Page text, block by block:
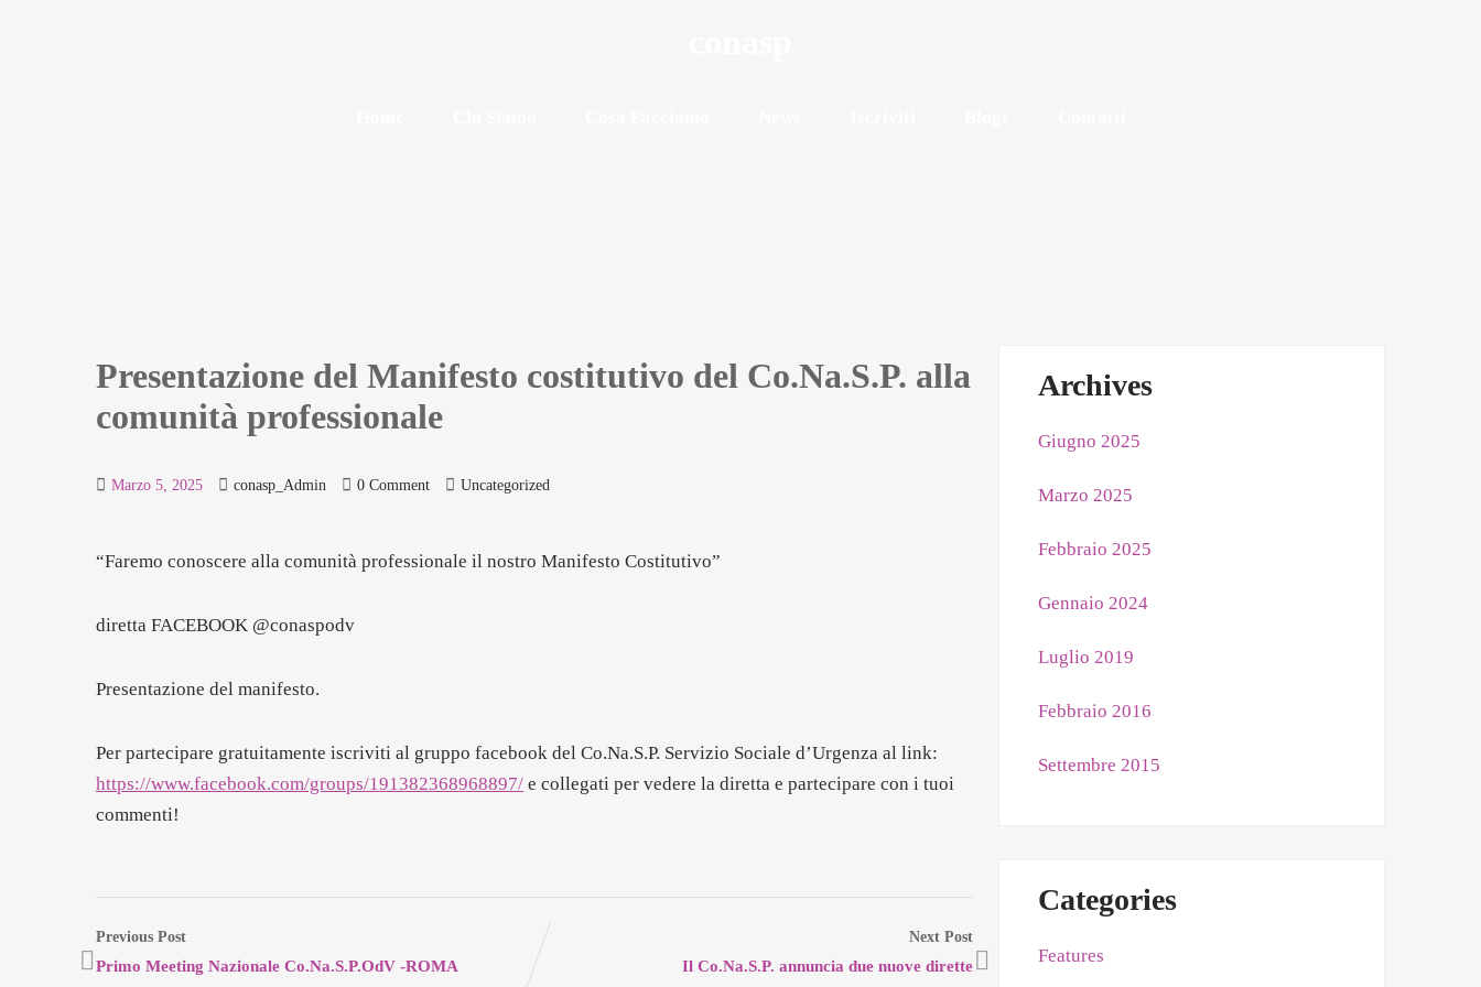
Presentazione del Manifesto costitutivo del Co.Na.S.P. alla
comunità professionale
Marzo 5, 2025 conasp_Admin 0 Comment Uncategorized
“Faremo conoscere alla comunità professionale il nostro Manifesto Costitutivo”​
diretta FACEBOOK @conaspodv
Presentazione del manifesto.
Per partecipare gratuitamente iscriviti al gruppo facebook del Co.Na.S.P. Servizio Sociale d’Urgenza al link:
https://www.facebook.com/groups/191382368968897/ ​e collegati per vedere la diretta e partecipare con i tuoi
commenti!
Previous Post
Primo Meeting Nazionale Co.Na.S.P.OdV -ROMA
Next Post
Il Co.Na.S.P. annuncia due nuove dirette
Archives
Giugno 2025
Marzo 2025
Febbraio 2025
Gennaio 2024
Luglio 2019
Febbraio 2016
Settembre 2015
Categories
Features